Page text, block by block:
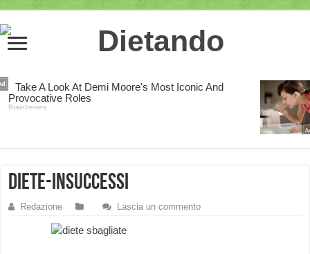
diete-insuccessi
Redazione Lascia un commento